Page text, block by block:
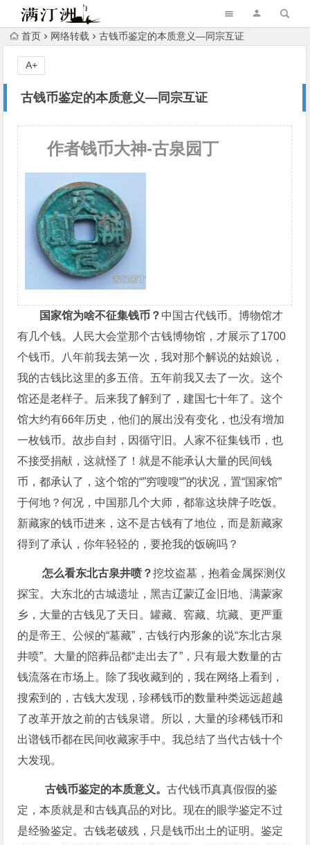
首页 网络转载 古钱币鉴定的本质意义—同宗互证
古钱币鉴定的本质意义—同宗互证
A+
作者钱币大神-古泉园丁
国家馆为啥不征集钱币？ 中国古代钱币。博物馆才
有几个钱。人民大会堂那个古钱博物馆，才展示了1700
个钱币。八年前我去第一次，我对那个解说的姑娘说，
我的古钱比这里的多五倍。五年前我又去了一次。这个
馆还是老样子。后来我了解到了，建国七十年了。这个
馆大约有66年历史，他们的展出没有变化，也没有增加
一枚钱币。故步自封，因循守旧。人家不征集钱币，也
不接受捐献，这就怪了！就是不能承认大量的民间钱
币，都承认了，这个馆的“”穷嗖嗖“”的状况，置“国家馆”
于何地？何况，中国那几个大师，都靠这块牌子吃饭。
新藏家的钱币进来，这不是古钱有了地位，而是新藏家
得到了承认，你年轻轻的，要抢我的饭碗吗？
怎么看东北古泉井喷？挖坟盗墓，抱着金属探测仪
探宝。大东北的古城遗址，黑吉辽蒙辽金旧地、满蒙家
乡，大量的古钱见了天日。罐藏、窖藏、坑藏、更严重
的是帝王、公候的“墓藏”，古钱行内形象的说“东北古泉
井喷”。大量的陪葬品都“走出去了”，只有最大数量的古
钱流落在市场上。除了我收藏到的，我在网络上看到，
搜索到的，古钱大发现，珍稀钱币的数量种类远远超越
了改革开放之前的古钱泉谱。所以，大量的珍稀钱币和
出谱钱币都在民间收藏家手中。我总结了当代古钱十个
大发现。
古钱币鉴定的本质意义。古代钱币真真假假的鉴
定，本质就是和古钱真品的对比。现在的眼学鉴定不过
是经验鉴定。古钱老破残，只是钱币出土的证明。鉴定